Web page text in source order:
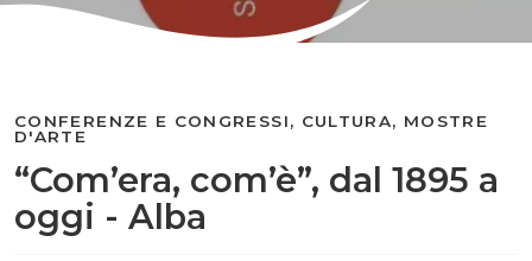
“Com’era, com’è”, dal 1895 a
oggi - Alba
CONFERENZE E CONGRESSI, CULTURA, MOSTRE
D'ARTE